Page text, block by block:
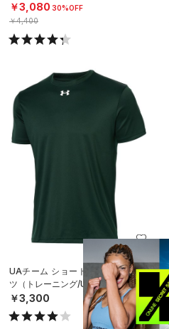
ング/MEN）
￥3,080 30%OFF
￥4,400
UAチーム ショートスリーブ Tシャ
ツ（トレーニング/UNISEX）
￥3,300